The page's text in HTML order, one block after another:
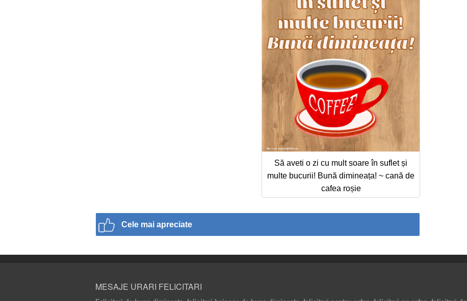
Să aveti o zi cu mult soare în suflet și
multe bucurii! Bună dimineața! ~ cană de
cafea roșie
Cele mai apreciate
MESAJE URARI FELICITARI